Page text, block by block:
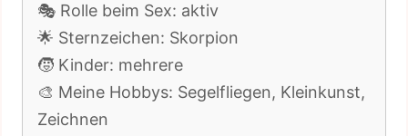
🎭 Rolle beim Sex: aktiv
🌟 Sternzeichen: Skorpion
🧒 Kinder: mehrere
🎨 Meine Hobbys: Segelfliegen, Kleinkunst,
Zeichnen